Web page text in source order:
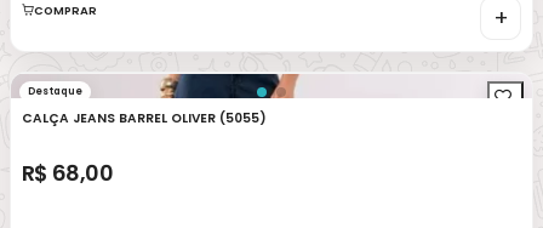
COMPRAR +
Destaque
CALÇA JEANS BARREL OLIVER (5055)
R$ 68,00